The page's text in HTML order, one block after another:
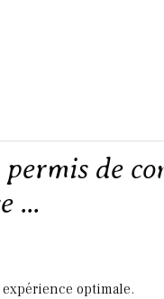
de
...
optimale.